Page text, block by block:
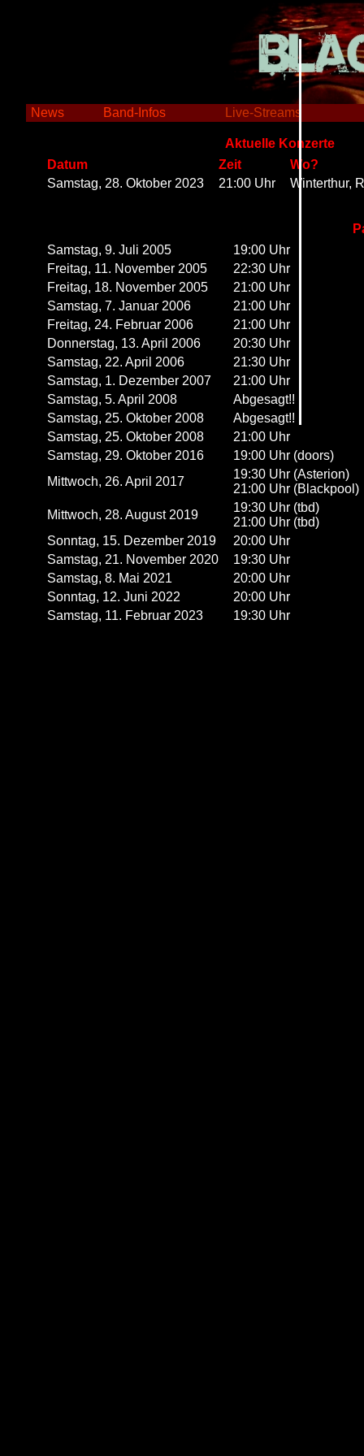
News Band-Infos Live-Streams
Aktuelle Konzerte
Datum
Zeit
Wo?
Samstag, 28. Oktober 2023
21:00 Uhr Winterthur,
Samstag, 9. Juli 2005
19:00 Uhr
Freitag, 11. November 2005
22:30 Uhr
Freitag, 18. November 2005
21:00 Uhr
Samstag, 7. Januar 2006
21:00 Uhr
Freitag, 24. Februar 2006
21:00 Uhr
Donnerstag, 13. April 2006
20:30 Uhr
Samstag, 22. April 2006
21:30 Uhr
Samstag, 1. Dezember 2007
21:00 Uhr
Samstag, 5. April 2008
Abgesagt!!
Samstag, 25. Oktober 2008
Abgesagt!!
Samstag, 25. Oktober 2008
21:00 Uhr
Samstag, 29. Oktober 2016
19:00 Uhr (doors)
Mittwoch, 26. April 2017
19:30 Uhr (Asterion)
21:00 Uhr (Blackpool)
Mittwoch, 28. August 2019
19:30 Uhr (tbd)
21:00 Uhr (tbd)
Sonntag, 15. Dezember 2019
20:00 Uhr
Samstag, 21. November 2020
19:30 Uhr
Samstag, 8. Mai 2021
20:00 Uhr
Sonntag, 12. Juni 2022
20:00 Uhr
Samstag, 11. Februar 2023
19:30 Uhr
X